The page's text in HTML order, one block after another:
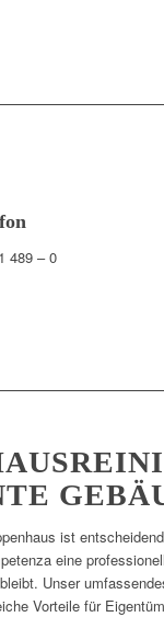
489 – 0
ist
eine
Unser
Vorteile für